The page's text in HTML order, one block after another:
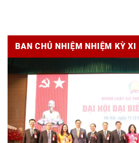
BAN CHỦ NHIỆM NHIỆM KỲ XI